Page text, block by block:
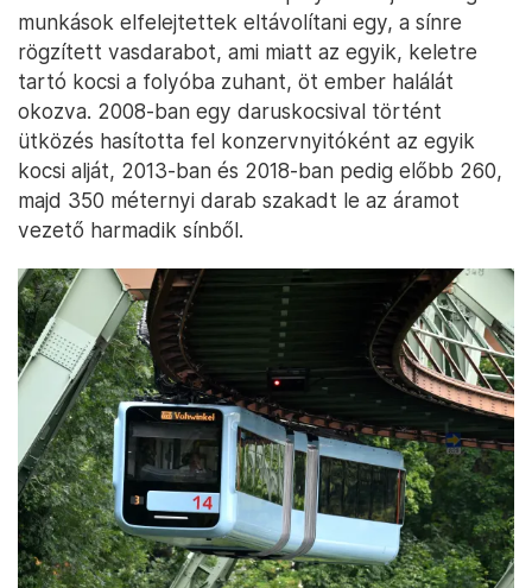
munkások elfelejtettek eltávolítani egy, a sínre
rögzített vasdarabot, ami miatt az egyik, keletre
tartó kocsi a folyóba zuhant, öt ember halálát
okozva. 2008-ban egy daruskocsival történt
ütközés hasította fel konzervnyitóként az egyik
kocsi alját, 2013-ban és 2018-ban pedig előbb 260,
majd 350 méternyi darab szakadt le az áramot
vezető harmadik sínből.